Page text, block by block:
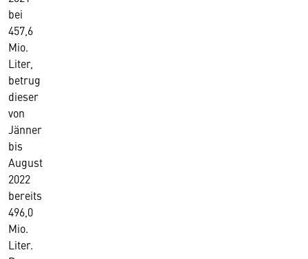
bei
457,6
Mio.
Liter,
betrug
dieser
von
Jänner
bis
August
2022
bereits
496,0
Mio.
Liter.